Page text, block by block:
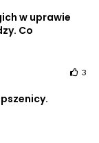
w uprawie
Co
3